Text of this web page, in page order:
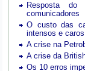
Resposta
comunicadores
O custo das
intensos e caros
A crise na
A crise da
Os 10 erros